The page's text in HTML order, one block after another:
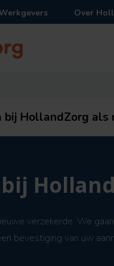
Werkgevers Over
bij HollandZorg als
verzekerde. We
bevestiging van uw